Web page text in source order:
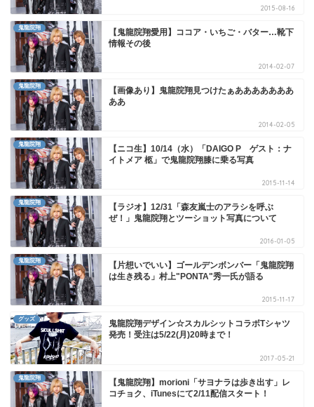
2015-08-16
鬼龍院翔
【鬼龍院翔愛用】ココア・いちご・バター…靴下
情報その後
2014-02-07
鬼龍院翔
【画像あり】鬼龍院翔見つけたぁあああああああ
ああ
2014-02-05
鬼龍院翔
【ニコ生】10/14（水）「DAIGO P ゲスト：ナ
イトメア 柩」で鬼龍院翔膝に乗る写真
2015-11-14
鬼龍院翔
【ラジオ】12/31「森友嵐士のアラシを呼ぶ
ぜ！」鬼龍院翔とツーショット写真について
2016-01-05
鬼龍院翔
【片想いでいい】ゴールデンボンバー「鬼龍院翔
は生き残る」村上"PONTA"秀一氏が語る
2015-11-17
グッズ
鬼龍院翔デザイン☆スカルシットコラボTシャツ
発売！受注は5/22(月)20時まで！
2017-05-21
鬼龍院翔
【鬼龍院翔】morioni「サヨナラは歩き出す」レ
コチョク、iTunesにて2/11配信スタート！